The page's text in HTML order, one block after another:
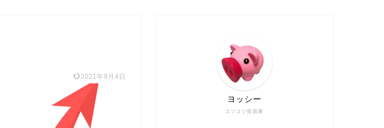
2021年9月4日
コツコツ投資家
ヨッシー